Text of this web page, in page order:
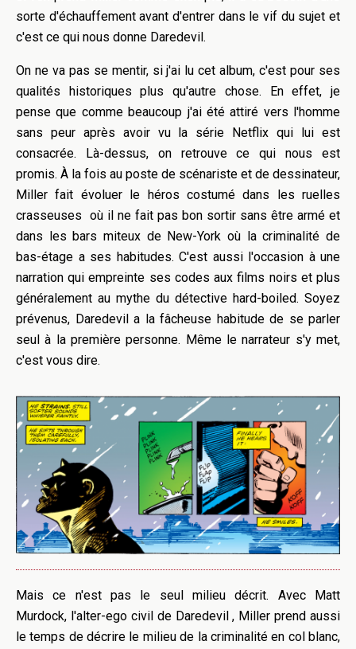
sorte d'échauffement avant d'entrer dans le vif du sujet et
c'est ce qui nous donne Daredevil.
On ne va pas se mentir, si j'ai lu cet album, c'est pour ses
qualités historiques plus qu'autre chose. En effet, je
pense que comme beaucoup j'ai été attiré vers l'homme
sans peur après avoir vu la série Netflix qui lui est
consacrée. Là-dessus, on retrouve ce qui nous est
promis. À la fois au poste de scénariste et de dessinateur,
Miller fait évoluer le héros costumé dans les ruelles
crasseuses où il ne fait pas bon sortir sans être armé et
dans les bars miteux de New-York où la criminalité de
bas-étage a ses habitudes. C'est aussi l'occasion à une
narration qui empreinte ses codes aux films noirs et plus
généralement au mythe du détective hard-boiled. Soyez
prévenus, Daredevil a la fâcheuse habitude de se parler
seul à la première personne. Même le narrateur s'y met,
c'est vous dire.
Mais ce n'est pas le seul milieu décrit. Avec Matt
Murdock, l'alter-ego civil de Daredevil , Miller prend aussi
le temps de décrire le milieu de la criminalité en col blanc,